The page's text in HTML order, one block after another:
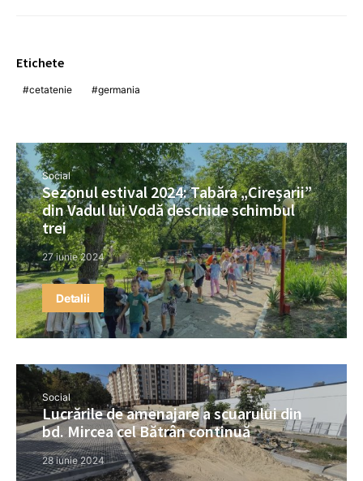
Etichete
cetatenie germania
Social
Sezonul estival 2024: Tabăra „Cireșarii”
din Vadul lui Vodă deschide schimbul
trei
27 iunie 2024
Detalii
Social
Lucrările de amenajare a scuarului din
bd. Mircea cel Bătrân continuă
28 iunie 2024